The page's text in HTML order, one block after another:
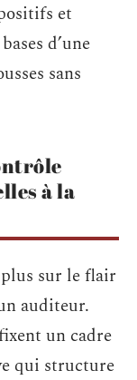
et
d’une
sans
à la
sur le flair
auditeur.
un cadre
qui structure